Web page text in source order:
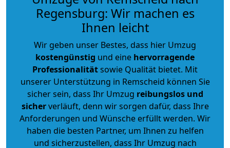
Regensburg: Wir machen es
Ihnen leicht
Wir geben unser Bestes, dass hier Umzug
kostengünstig und eine hervorragende
Professionalitätsowie Qualität bietet. Mit
unserer Unterstützung in Remscheid können Sie
sicher sein, dass Ihr Umzug reibungslos und
sicherverläuft, denn wir sorgen dafür, dass Ihre
Anforderungen und Wünsche erfüllt werden. Wir
haben die besten Partner, um Ihnen zu helfen
und sicherzustellen, dass Ihr Umzug nach